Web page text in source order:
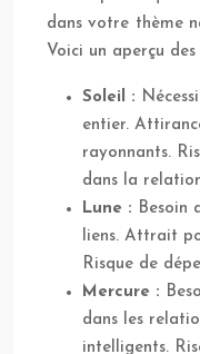
dans votre thème
Voici un aperçu
Soleil :
entier.
rayonnants.
dans la
Lune : Besoin
liens. Attrait
Risque de
Mercure :
dans les
intelligents.